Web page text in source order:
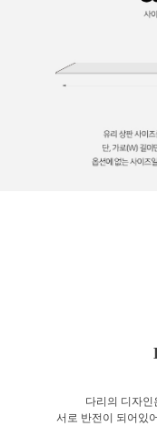
다리의 디자인
서로 반전이 되어있